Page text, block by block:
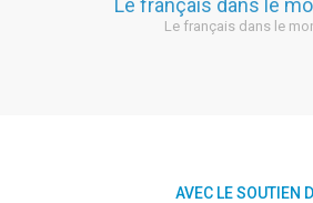
Le français dans le
Le français dans le
AVEC LE SOUTIEN